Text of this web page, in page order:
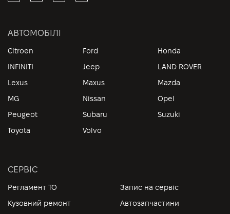
АВТОМОБІЛІ
Citroen Ford
Honda
INFINITI
Jeep
LAND ROVER
Lexus
Maxus
Mazda
MG
Nissan
Opel
Peugeot
Subaru
Suzuki
Toyota
Volvo
СЕРВІС
Регламент ТО
Запис на сервіс
Кузовний ремонт
Автозапчастини